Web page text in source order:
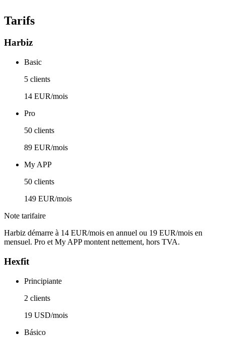
Tarifs
Harbiz
Basic
5 clients
14 EUR/mois
Pro
50 clients
89 EUR/mois
My APP
50 clients
149 EUR/mois
Note tarifaire
Harbiz démarre à 14 EUR/mois en annuel ou 19 EUR/mois en
mensuel. Pro et My APP montent nettement, hors TVA.
Hexfit
Principiante
2 clients
19 USD/mois
Básico